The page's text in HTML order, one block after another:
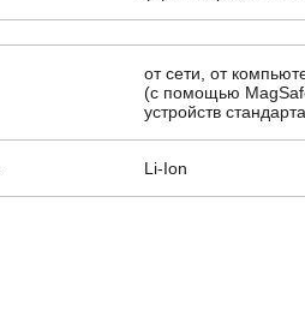
от сети, от
(с помощью
устройств
Li-Ion